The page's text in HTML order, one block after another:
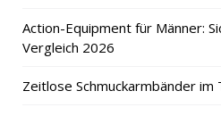
Action-Equipment für Männer:
Vergleich 2026
Zeitlose Schmuckarmbänder im